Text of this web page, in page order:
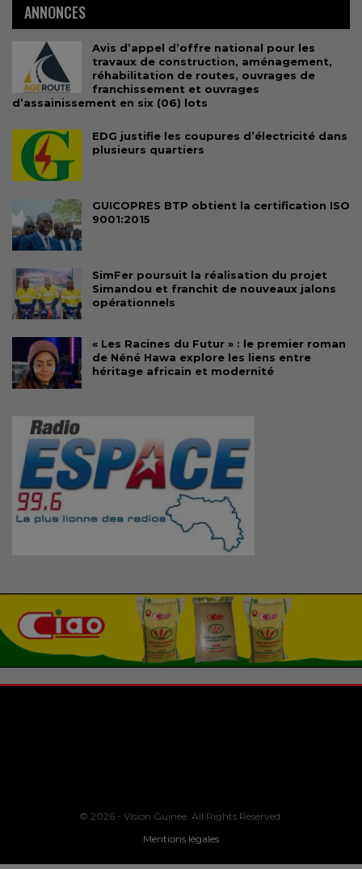
ANNONCES
Avis d’appel d’offre national pour les
travaux de construction, aménagement,
réhabilitation de routes, ouvrages de
franchissement et ouvrages
d’assainissement en six (06) lots
EDG justifie les coupures d’électricité dans
plusieurs quartiers
GUICOPRES BTP obtient la certification ISO
9001:2015
SimFer poursuit la réalisation du projet
Simandou et franchit de nouveaux jalons
opérationnels
« Les Racines du Futur » : le premier roman
de Néné Hawa explore les liens entre
héritage africain et modernité
© 2026 - Vision Guinee. All Rights Reserved.
Mentions légales